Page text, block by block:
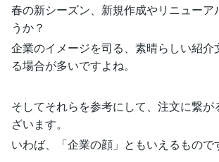
春の新シーズン、新規作成やリニューア
うか？
企業のイメージを司る、素晴らしい紹介
る場合が多いですよね。
そしてそれらを参考にして、注文に繋
ざいます。
いわば、「企業の顔」ともいえるもので